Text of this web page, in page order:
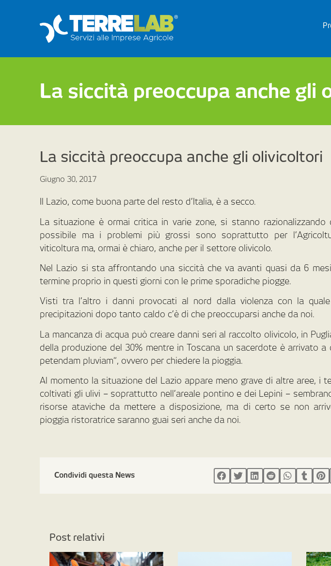
La siccità preoccupa anche gli
La siccità preoccupa anche gli olivicoltori
Giugno 30, 2017
Il Lazio, come buona parte del resto d’Italia, è a secco.
La situazione è ormai critica in varie zone, si stanno razionalizzando
possibile ma i problemi più grossi sono soprattutto per
viticoltura ma, ormai è chiaro, anche per il settore olivicolo.
Nel Lazio si sta affrontando una siccità che va avanti quasi da 6
termine proprio in questi giorni con le prime sporadiche piogge.
Visti tra l’altro i danni provocati al nord dalla violenza con la
precipitazioni dopo tanto caldo c’è di che preoccuparsi anche da noi.
La mancanza di acqua può creare danni seri al raccolto olivicolo, in
della produzione del 30% mentre in Toscana un sacerdote è arrivato a
petendam pluviam”, ovvero per chiedere la pioggia.
Al momento la situazione del Lazio appare meno grave di altre aree, i
coltivati gli ulivi – soprattutto nell’areale pontino e dei Lepini –
risorse ataviche da mettere a disposizione, ma di certo se non
pioggia ristoratrice saranno guai seri anche da noi.
Condividi questa News
Post relativi